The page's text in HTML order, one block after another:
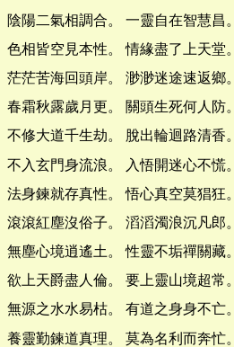
陰陽二氣相調合。 一靈自在智慧昌。
色相皆空見本性。 情緣盡了上天堂。
茫茫苦海回頭岸。 渺渺迷途速返鄉。
春霜秋露歲月更。 關頭生死何人防。
不修大道千生劫。 脫出輪迴路清香。
不入玄門身流浪。 入悟開迷心不慌。
法身鍊就存真性。 悟心真空莫猖狂。
滾滾紅塵沒俗子。 滔滔濁浪沉凡郎。
無塵心境逍遙土。 性靈不垢禪關藏。
欲上天爵盡人倫。 要上靈山境超常。
無源之水水易枯。 有道之身身不亡。
養靈勤鍊道真理。 莫為名利而奔忙。